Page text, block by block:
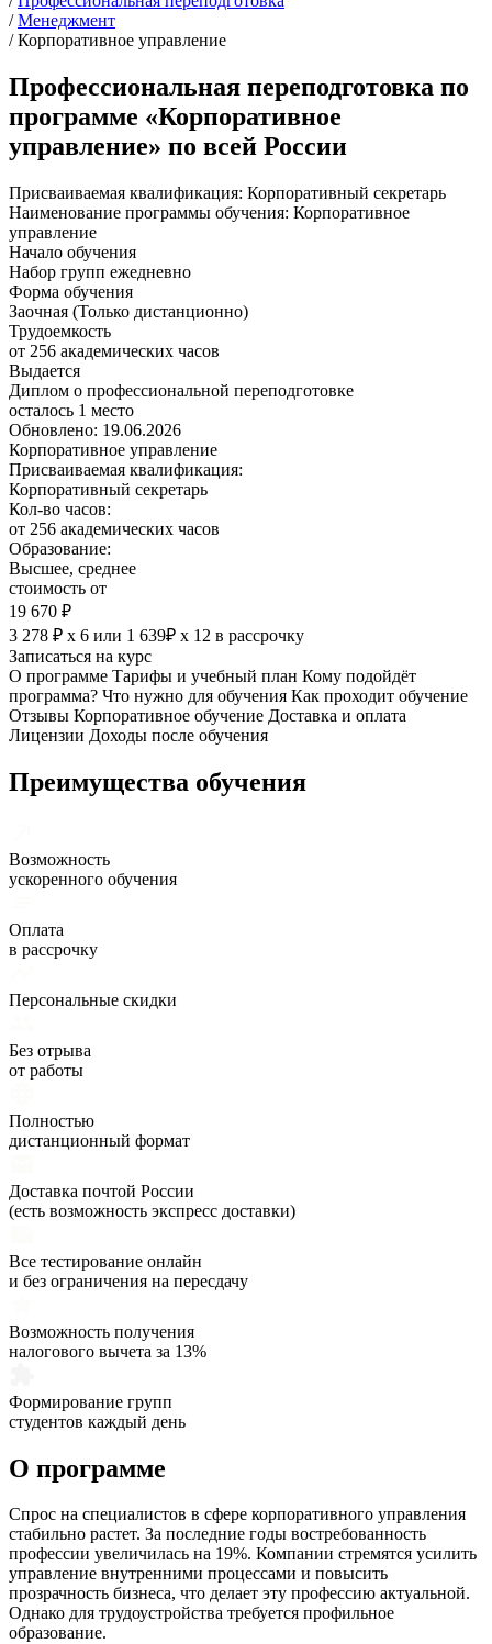
/ Менеджмент
/ Корпоративное управление
Профессиональная переподготовка по
программе «Корпоративное
управление» по всей России
Присваиваемая квалификация: Корпоративный секретарь
Наименование программы обучения: Корпоративное
управление
Начало обучения
Набор групп ежедневно
Форма обучения
Заочная (Только дистанционно)
Трудоемкость
от 256 академических часов
Выдается
Диплом о профессиональной переподготовке
осталось 1 место
Обновлено: 19.06.2026
Корпоративное управление
Присваиваемая квалификация:
Корпоративный секретарь
Кол-во часов:
от 256 академических часов
Образование:
Высшее, среднее
стоимость от
19 670 ₽
3 278 ₽ х 6 или 1 639₽ х 12 в рассрочку
Записаться на курс
О программе Тарифы и учебный план Кому подойдёт
программа? Что нужно для обучения Как проходит обучение
Отзывы Корпоративное обучение Доставка и оплата
Лицензии Доходы после обучения
Преимущества обучения
Возможность
ускоренного обучения
Оплата
в рассрочку
Персональные скидки
Без отрыва
от работы
Полностью
дистанционный формат
Доставка почтой России
(есть возможность экспресс доставки)
Все тестирование онлайн
и без ограничения на пересдачу
Возможность получения
налогового вычета за 13%
Формирование групп
студентов каждый день
О программе
Спрос на специалистов в сфере корпоративного управления
стабильно растет. За последние годы востребованность
профессии увеличилась на 19%. Компании стремятся усилить
управление внутренними процессами и повысить
прозрачность бизнеса, что делает эту профессию актуальной.
Однако для трудоустройства требуется профильное
образование.